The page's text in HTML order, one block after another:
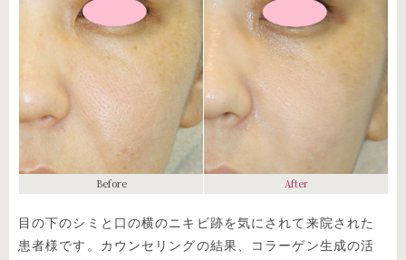
Before After
目の下のシミと口の横のニキビ跡を気にされて来院された
患者様です。カウンセリングの結果、コラーゲン生成の活